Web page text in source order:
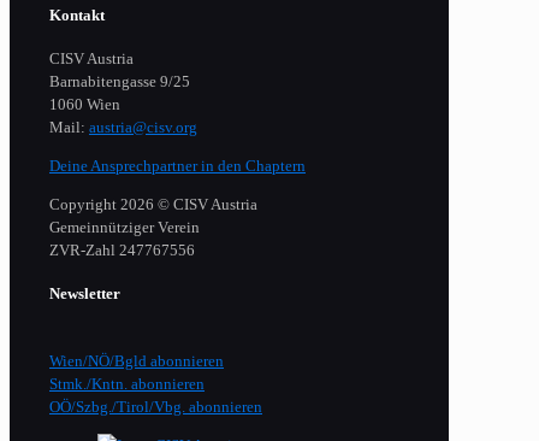
Kontakt
CISV Austria
Barnabitengasse 9/25
1060 Wien
Mail: austria@cisv.org
Deine Ansprechpartner in den Chaptern
Copyright 2026 © CISV Austria
Gemeinnütziger Verein
​ZVR-Zahl 247767556
Newsletter
Wien/NÖ/Bgld abonnieren
Stmk./Kntn. abonnieren
OÖ/Szbg./Tirol/Vbg. abonnieren